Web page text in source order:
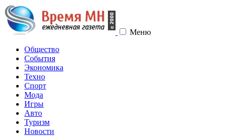
Меню
Общество
События
Экономика
Техно
Спорт
Мода
Игры
Авто
Туризм
Новости